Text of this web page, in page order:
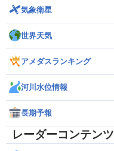
気象衛星
世界天気
アメダスランキング
河川水位情報
長期予報
レーダーコンテンツ